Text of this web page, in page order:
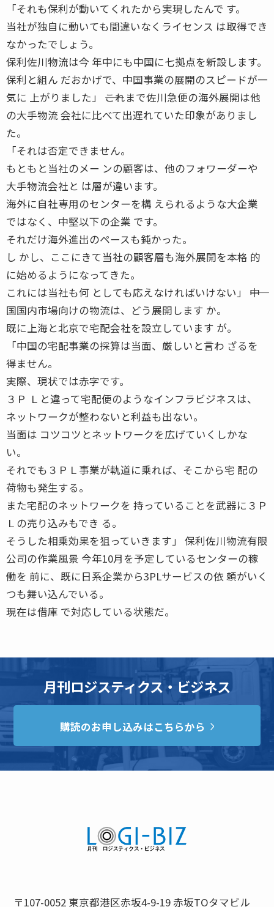
「それも保利が動いてくれたから実現したんで す。
当社が独自に動いても間違いなくライセンス は取得でき
なかったでしょう。
保利佐川物流は今 年中にも中国に七拠点を新設します。
保利と組ん だおかげで、中国事業の展開のスピードが一
気に 上がりました」 ――これまで佐川急便の海外展開は他
の大手物流 会社に比べて出遅れていた印象がありまし
た。
「それは否定できません。
もともと当社のメー ンの顧客は、他のフォワーダーや
大手物流会社と は層が違います。
海外に自社専用のセンターを構 えられるような大企業
ではなく、中堅以下の企業 です。
それだけ海外進出のペースも鈍かった。
し かし、ここにきて当社の顧客層も海外展開を本格 的
に始めるようになってきた。
これには当社も何 としても応えなければいけない」 ――中
国国内市場向けの物流は、どう展開します か。
既に上海と北京で宅配会社を設立しています が。
「中国の宅配事業の採算は当面、厳しいと言わ ざるを
得ません。
実際、現状では赤字です。
３Ｐ Ｌと違って宅配便のようなインフラビジネスは、
ネットワークが整わないと利益も出ない。
当面は コツコツとネットワークを広げていくしかな
い。
それでも３ＰＬ事業が軌道に乗れば、そこから宅 配の
荷物も発生する。
また宅配のネットワークを 持っていることを武器に３Ｐ
Ｌの売り込みもでき る。
そうした相乗効果を狙っていきます」 保利佐川物流有限
公司の作業風景 今年10月を予定しているセンターの稼
働を 前に、既に日系企業から3PLサービスの依 頼がいく
つも舞い込んでいる。
現在は借庫 で対応している状態だ。
月刊ロジスティクス・ビジネス
購読のお申し込みはこちらから
〒107-0052 東京都港区赤坂4-9-19 赤坂TOタマビル